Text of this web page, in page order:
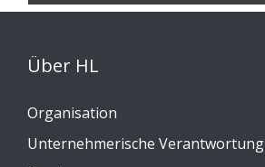
Über HL
Organisation
Unternehmerische Verantwortung